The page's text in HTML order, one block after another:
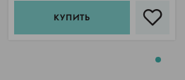
КУПИТЬ